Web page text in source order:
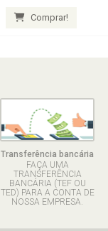
Comprar!
Transferência bancária
FAÇA UMA
TRANSFERÊNCIA
BANCÁRIA (TEF OU
TED) PARA A CONTA DE
NOSSA EMPRESA.